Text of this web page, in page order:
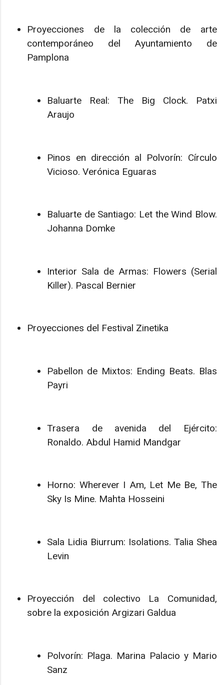
Proyecciones de la colección de arte
contemporáneo del Ayuntamiento de
Pamplona
Baluarte Real: The Big Clock. Patxi
Araujo
Pinos en dirección al Polvorín: Círculo
Vicioso. Verónica Eguaras
Baluarte de Santiago: Let the Wind Blow.
Johanna Domke
Interior Sala de Armas: Flowers (Serial
Killer). Pascal Bernier
Proyecciones del Festival Zinetika
Pabellon de Mixtos: Ending Beats. Blas
Payri
Trasera de avenida del Ejército:
Ronaldo. Abdul Hamid Mandgar
Horno: Wherever I Am, Let Me Be, The
Sky Is Mine. Mahta Hosseini
Sala Lidia Biurrum: Isolations. Talia Shea
Levin
Proyección del colectivo La Comunidad,
sobre la exposición Argizari Galdua
Polvorín: Plaga. Marina Palacio y Mario
Sanz